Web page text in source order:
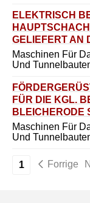
ELEKTRISCH
GELIEFERT AN
GLÜCKAUF IN
Maschinen Für
Und
FÜR DIE KGL.
BLEICHERODE
Maschinen Für
Und
1 Forrige